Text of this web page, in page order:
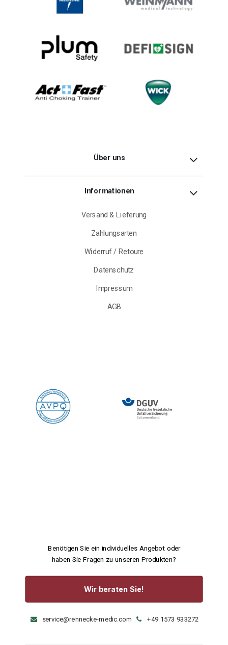
Über uns
Informationen
Versand & Lieferung
Zahlungsarten
Widerruf / Retoure
Datenschutz
Impressum
AGB
Benötigen Sie ein individuelles Angebot oder
haben Sie Fragen zu unseren Produkten?
Wir beraten Sie!
service@rennecke-medic.com +49 1573 933272